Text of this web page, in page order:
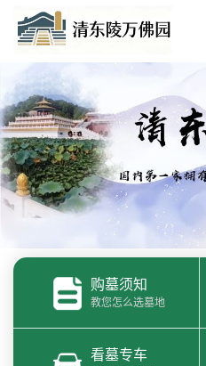
购墓须知
教您怎么选墓地
看墓专车